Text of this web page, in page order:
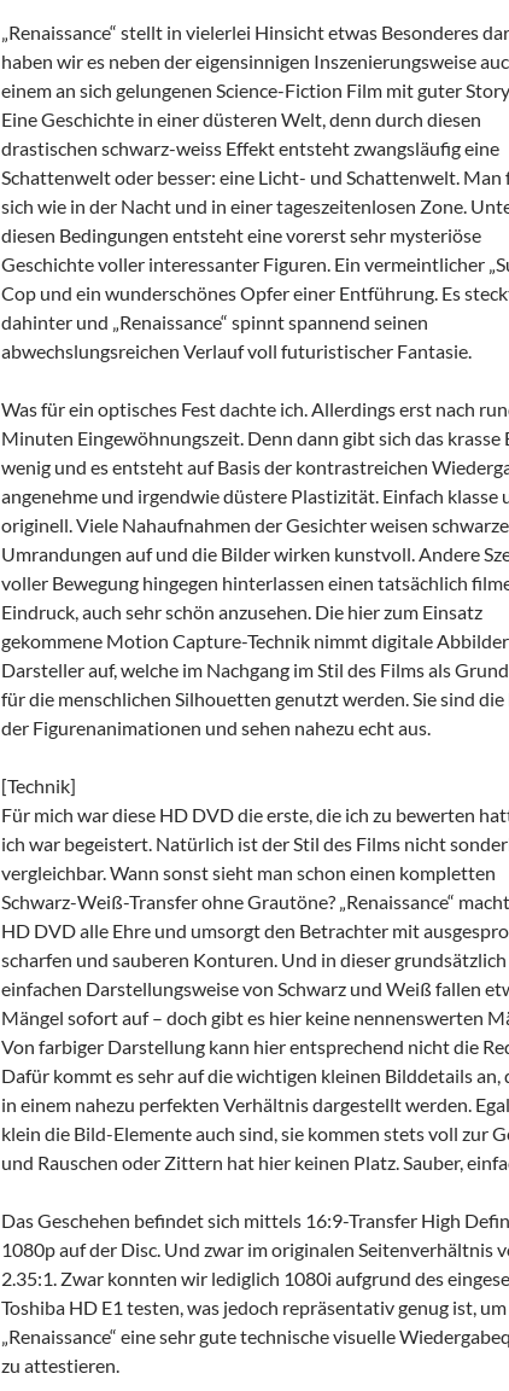
„Renaissance“ stellt in vielerlei Hinsicht etwas Besonderes
haben wir es neben der eigensinnigen Inszenierungsweise
einem an sich gelungenen Science-Fiction Film mit guter
Eine Geschichte in einer düsteren Welt, denn durch diesen
drastischen schwarz-weiss Effekt entsteht zwangsläufig eine
Schattenwelt oder besser: eine Licht- und Schattenwelt.
sich wie in der Nacht und in einer tageszeitenlosen Zone.
diesen Bedingungen entsteht eine vorerst sehr mysteriöse
Geschichte voller interessanter Figuren. Ein vermeintlicher
Cop und ein wunderschönes Opfer einer Entführung. Es
dahinter und „Renaissance“ spinnt spannend seinen
abwechslungsreichen Verlauf voll futuristischer Fantasie.
Was für ein optisches Fest dachte ich. Allerdings erst nach
Minuten Eingewöhnungszeit. Denn dann gibt sich das krasse
wenig und es entsteht auf Basis der kontrastreichen
angenehme und irgendwie düstere Plastizität. Einfach klasse
originell. Viele Nahaufnahmen der Gesichter weisen schwarze
Umrandungen auf und die Bilder wirken kunstvoll. Andere
voller Bewegung hingegen hinterlassen einen tatsächlich
Eindruck, auch sehr schön anzusehen. Die hier zum Einsatz
gekommene Motion Capture-Technik nimmt digitale
Darsteller auf, welche im Nachgang im Stil des Films als
für die menschlichen Silhouetten genutzt werden. Sie sind die
der Figurenanimationen und sehen nahezu echt aus.
[Technik]
Für mich war diese HD DVD die erste, die ich zu bewerten
ich war begeistert. Natürlich ist der Stil des Films nicht
vergleichbar. Wann sonst sieht man schon einen kompletten
Schwarz-Weiß-Transfer ohne Grautöne? „Renaissance“
HD DVD alle Ehre und umsorgt den Betrachter mit
scharfen und sauberen Konturen. Und in dieser
einfachen Darstellungsweise von Schwarz und Weiß fallen
Mängel sofort auf – doch gibt es hier keine nennenswerten
Von farbiger Darstellung kann hier entsprechend nicht die
Dafür kommt es sehr auf die wichtigen kleinen Bilddetails an,
in einem nahezu perfekten Verhältnis dargestellt werden.
klein die Bild-Elemente auch sind, sie kommen stets voll zur
und Rauschen oder Zittern hat hier keinen Platz. Sauber,
Das Geschehen befindet sich mittels 16:9-Transfer High
1080p auf der Disc. Und zwar im originalen Seitenverhältnis
2.35:1. Zwar konnten wir lediglich 1080i aufgrund des
Toshiba HD E1 testen, was jedoch repräsentativ genug ist, um
„Renaissance“ eine sehr gute technische visuelle
zu attestieren.